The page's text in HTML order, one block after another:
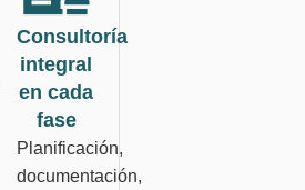
Consultoría
integral
en cada
fase
Planificación,
documentación,